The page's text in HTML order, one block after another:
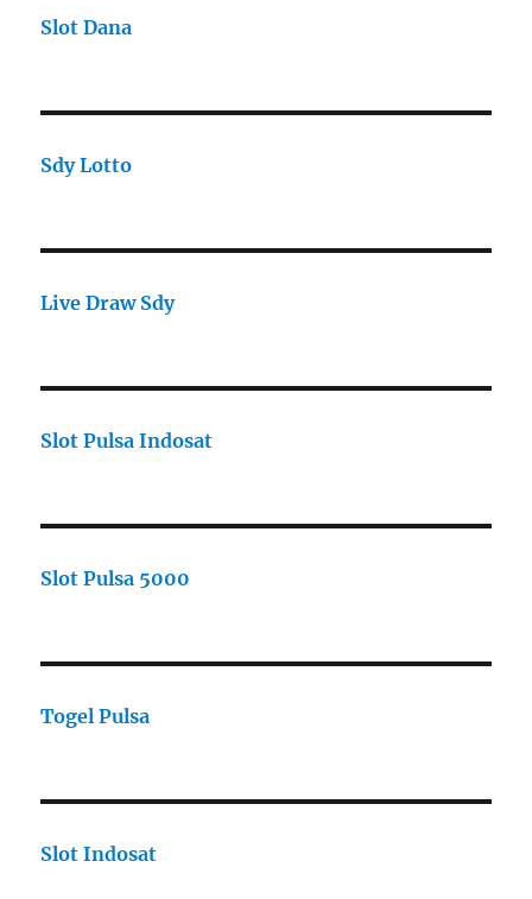
Slot Dana
Sdy Lotto
Live Draw Sdy
Slot Pulsa Indosat
Slot Pulsa 5000
Togel Pulsa
Slot Indosat